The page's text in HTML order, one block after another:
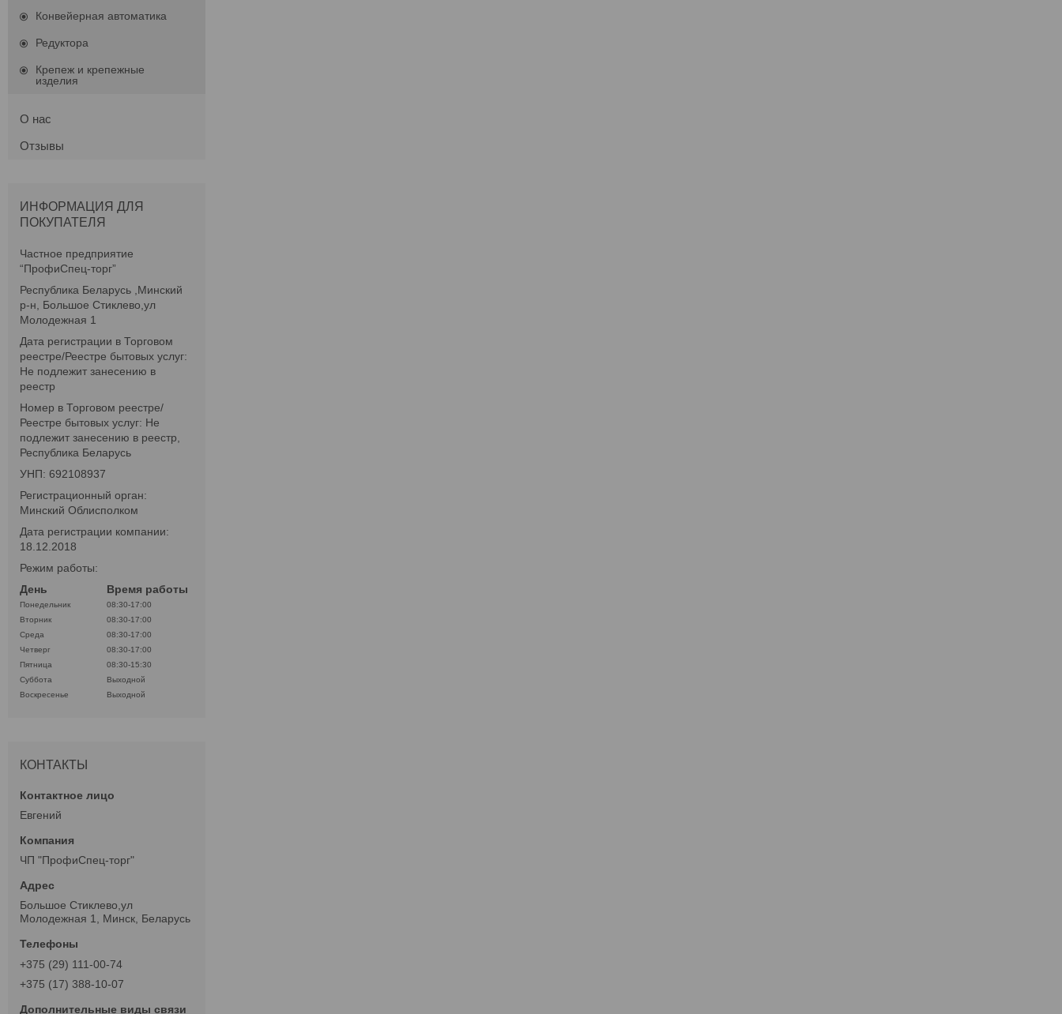
Конвейерная автоматика
Редуктора
Крепеж и крепежные
изделия
О нас
Отзывы
ИНФОРМАЦИЯ ДЛЯ
ПОКУПАТЕЛЯ
Частное предприятие
“ПрофиСпец-торг”
Республика Беларусь ,Минский
р-н, Большое Стиклево,ул
Молодежная 1
Дата регистрации в Торговом
реестре/Реестре бытовых услуг:
Не подлежит занесению в
реестр
Номер в Торговом реестре/
Реестре бытовых услуг: Не
подлежит занесению в реестр,
Республика Беларусь
УНП: 692108937
Регистрационный орган:
Минский Облисполком
Дата регистрации компании:
18.12.2018
Режим работы:
День
Время работы
Понедельник
08:30-17:00
Вторник
08:30-17:00
Среда
08:30-17:00
Четверг
08:30-17:00
Пятница
08:30-15:30
Суббота
Выходной
Воскресенье
Выходной
КОНТАКТЫ
Евгений
ЧП "ПрофиСпец-торг"
Большое Стиклево,ул
Молодежная 1, Минск, Беларусь
+375 (29) 111-00-74
+375 (17) 388-10-07